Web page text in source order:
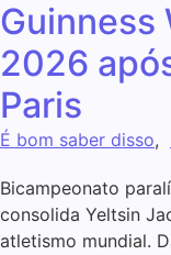
Guinness
2026
Paris
É bom saber disso,
Bicampeonato
consolida Yeltsin
atletismo mundial.